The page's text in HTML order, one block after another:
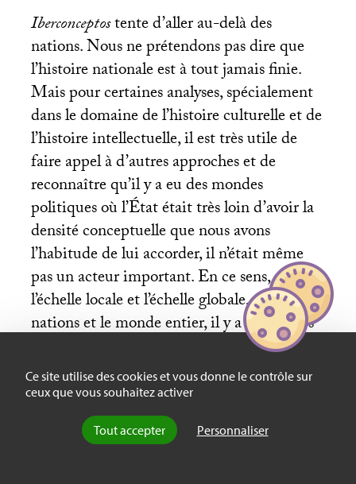
Ce site utilise des cookies et vous donne le contrôle sur
ceux que vous souhaitez activer
Tout accepter Personnaliser
Iberconceptostente d’aller au-delà des
nations. Nous ne prétendons pas dire que
l’histoire nationale est à tout jamais finie.
Mais pour certaines analyses, spécialement
dans le domaine de l’histoire culturelle et de
l’histoire intellectuelle, il est très utile de
faire appel à d’autres approches et de
reconnaître qu’il y a eu des mondes
politiques où l’État était très loin d’avoir la
densité conceptuelle que nous avons
l’habitude de lui accorder, il n’était même
pas un acteur important. En ce sens, entre
l’échelle locale et l’échelle globale, entre les
nations et le monde entier, il y a des paliers
intermédiaires. L’un de ces paliers serait
celui des civilisations ou des grandes
cultures, qui ont beaucoup à voir avec les
langues et les religions les plus présentes. La
communauté ibéro-américaine est l’une de